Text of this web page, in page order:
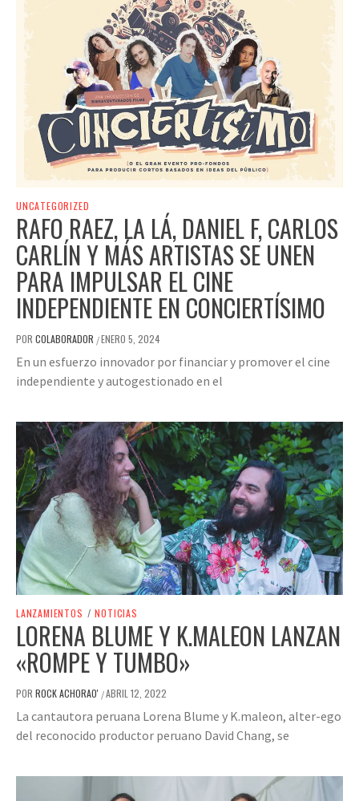
UNCATEGORIZED
RAFO RAEZ, LA LÁ, DANIEL F, CARLOS
CARLÍN Y MÁS ARTISTAS SE UNEN
PARA IMPULSAR EL CINE
INDEPENDIENTE EN CONCIERTÍSIMO
POR COLABORADOR /ENERO 5, 2024
En un esfuerzo innovador por financiar y promover el cine
independiente y autogestionado en el
LANZAMIENTOS / NOTICIAS
LORENA BLUME Y K.MALEON LANZAN
«ROMPE Y TUMBO»
POR ROCK ACHORAO' /ABRIL 12, 2022
La cantautora peruana Lorena Blume y K.maleon, alter-ego
del reconocido productor peruano David Chang, se